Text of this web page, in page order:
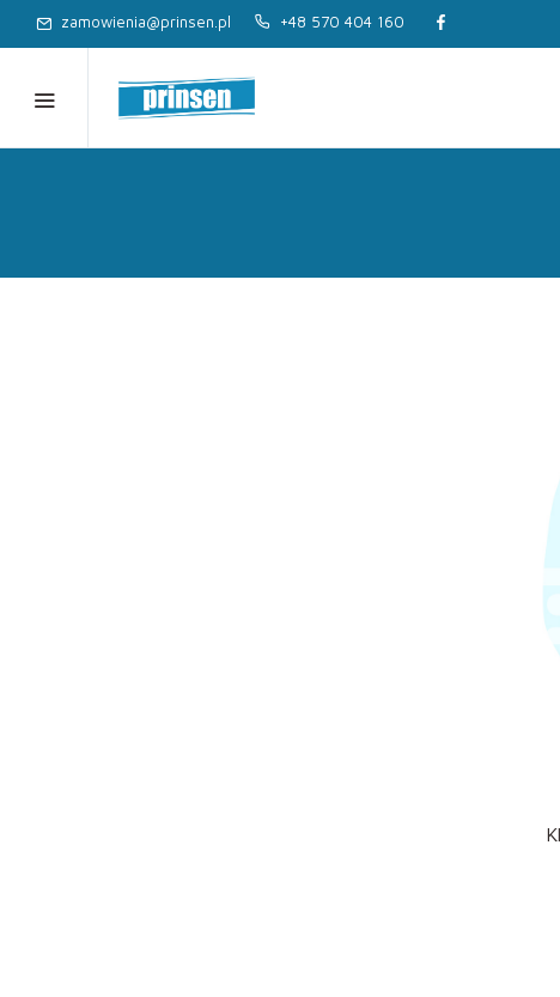
zamowienia@prinsen.pl +48 570 404 160